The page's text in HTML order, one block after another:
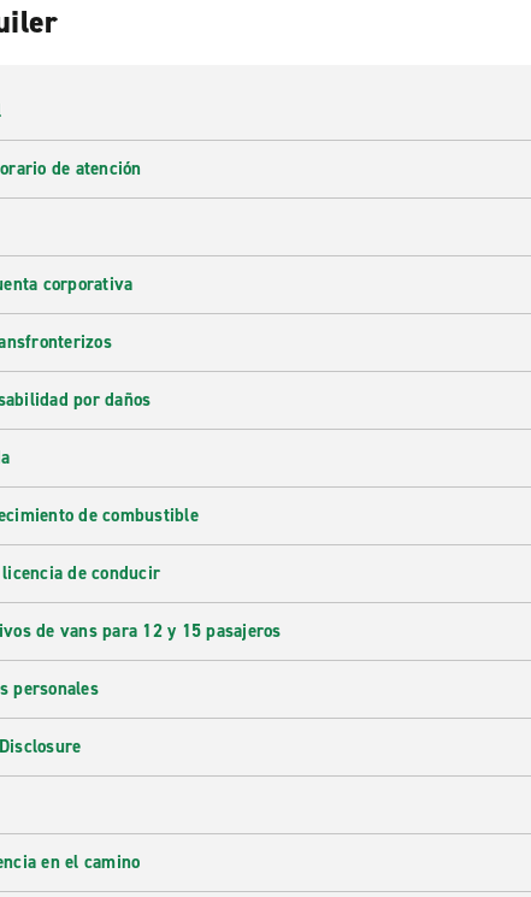
de atención
corporativa
por daños
de combustible
de conducir
de vans para 12 y 15 pasajeros
personales
en el camino